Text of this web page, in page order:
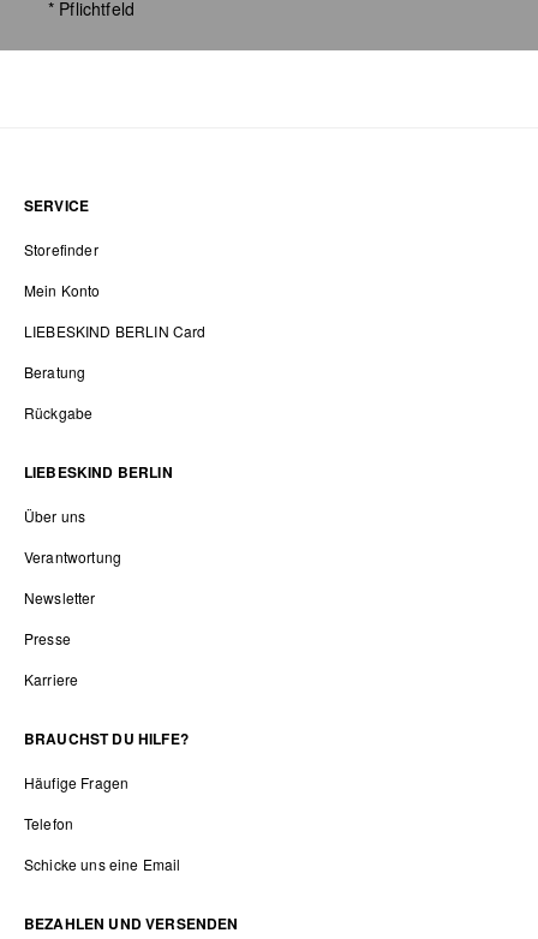
* Pflichtfeld
SERVICE
Storefinder
Mein Konto
LIEBESKIND BERLIN Card
Beratung
Rückgabe
LIEBESKIND BERLIN
Über uns
Verantwortung
Newsletter
Presse
Karriere
BRAUCHST DU HILFE?
Häufige Fragen
Telefon
Schicke uns eine Email
BEZAHLEN UND VERSENDEN